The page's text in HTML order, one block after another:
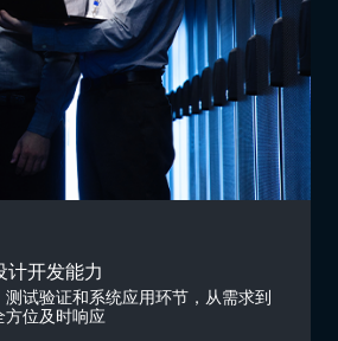
计开发能力
试验证和系统应用环节，从需求到
方位及时响应